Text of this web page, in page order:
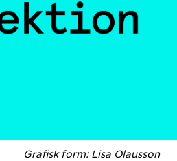
Grafisk form: Lisa Olausson